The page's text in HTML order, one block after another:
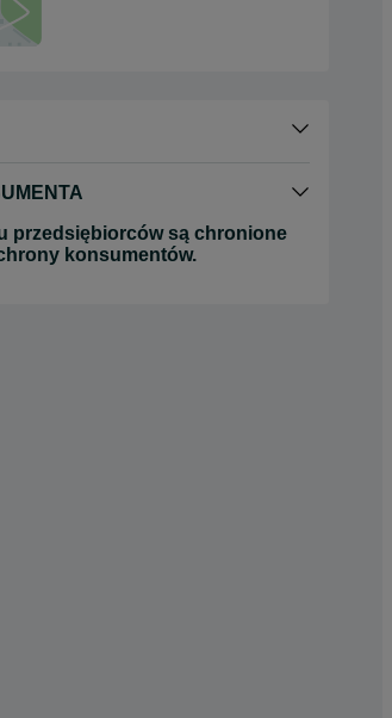
przedsiębiorców są chronione
konsumentów.